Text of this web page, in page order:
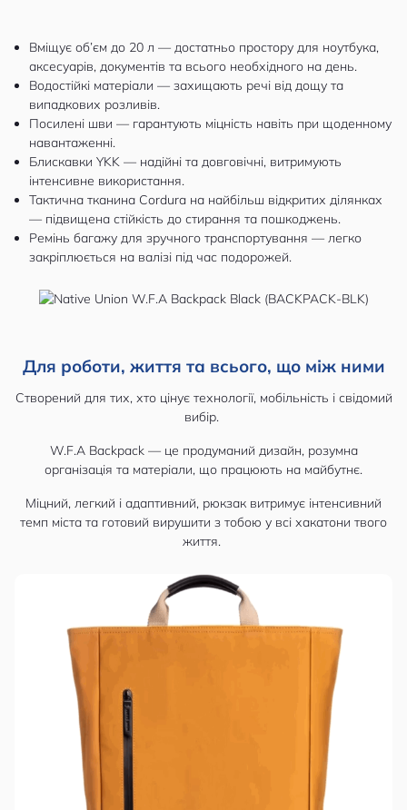
Вміщує об’єм до 20 л — достатньо простору для ноутбука,
аксесуарів, документів та всього необхідного на день.
Водостійкі матеріали — захищають речі від дощу та
випадкових розливів.
Посилені шви — гарантують міцність навіть при щоденному
навантаженні.
Блискавки YKK — надійні та довговічні, витримують
інтенсивне використання.
Тактична тканина Cordura на найбільш відкритих ділянках
— підвищена стійкість до стирання та пошкоджень.
Ремінь багажу для зручного транспортування — легко
закріплюється на валізі під час подорожей.
Для роботи, життя та всього, що між ними
Створений для тих, хто цінує технології, мобільність і свідомий
вибір.
W.F.A Backpack — це продуманий дизайн, розумна
організація та матеріали, що працюють на майбутнє.
Міцний, легкий і адаптивний, рюкзак витримує інтенсивний
темп міста та готовий вирушити з тобою у всі хакатони твого
життя.